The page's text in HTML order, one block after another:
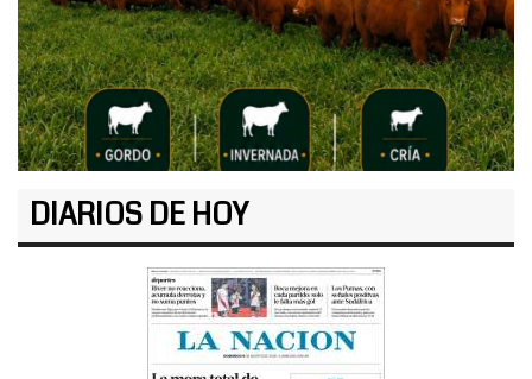
DIARIOS DE HOY